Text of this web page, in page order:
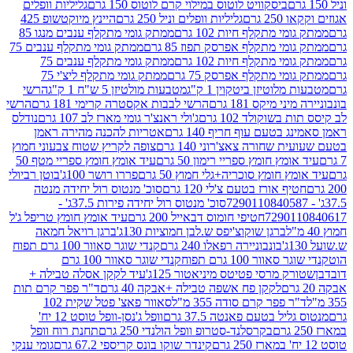
ביסקוויט לוטוס במילוי קרם לוטוס 150 גרם
גליליות וופלים
גרם
גליליות וופלים וניל 250 גרם
היינץ מיוקטשופ 425
מתקלף חיות 102 גרם
ממתק גומי מתקלף ענבים מנגו 85
מתקלף אפרסק תפוז 85 גרם
ממתק גומי מתקלף ענבים 75
מתקלף חיות 102 גרם
ממתק גומי מתקלף ענבים 75
מתקלף אפרסק 75 גרם
ממתק גומי מתקלף ליצ'י 75
ביטקוין 1 ק"ג
מטבעות מולטיזן 5 ש"ח 1 ק"ג
הרשי
מיקס 181 גרם
הרשי לבבות אקסטרה קרימי 181 גרם
הרשי
102 גרם
ג'ולי ראנצ'ר גומי מארז לב 107 גרם
נודלס
עוף חריף 140 גרם
אטריות להכנה מהירה ראמן
שחורה צאצ'רוני 140 גרם
צופה לקריץ שטוח צבעוני חמוץ
חומץ ספריי רימון 50 גרם
עיד אומץ חומץ ספריי מטף 50
חומץ סוכריה+גלי חמוץ 50 גרם
פררו רושר 100ג'
בוטן רביולי
אורז בטעם צ'לי 120 גרם
סוכ' מנטוס רול יחידה מנטה
סוכ' מנטוס רול יחידה פירות 37.5ג' -
חטיפי חומוס דבאייל 200 גרם
עיד אומץ חומץ טריפל ג'ל
ברגן שוקוצ'יפס ש.לבן חמוציות 130ג'
ברגן רויאל חמאה
בונבוניירה רפאלו 240 גרם
קנדי שוגר סאוור 100 גרם תפוח
100 גרם תפוח
קנדי שוגר סאוור 100 גרם
מרסי פטיטס מיניאטור 125ג'
עיד לקקן אסלה טבילה +
לקקן פח אשפה טבילה +אבקה 40 גרם
ד"ר פפר קרם תות
פפר קרם סודה 355 מ"ל
סאוור פאצ' פטל שקית 102
בטעם פאנטה 37.5 גרם
וופל ג'נסן-וופל טוסט 12 יח'
בקרסלנד-סטרופ וופל הולנדי 250 גרם
תחנת רוח וופל
קינדר שוקו בונס קריספי 67.2 גרם
גומי ענקי